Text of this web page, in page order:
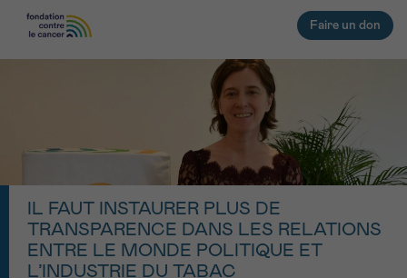
Faire un don
IL FAUT INSTAURER PLUS DE
TRANSPARENCE DANS LES RELATIONS
ENTRE LE MONDE POLITIQUE ET
L’INDUSTRIE DU TABAC
E-MAIL
FACE AU CANCER VOUS N’ÊTES
PAS SEUL
Des professionnels pour répondre à toutes vos
questions sur le cancer
aucun diagnostic
Rendez-vous Question Coordonnées Confirmation